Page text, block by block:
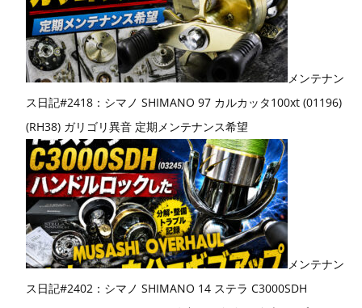
メンテナン
ス日記#2418：シマノ SHIMANO 97 カルカッタ100xt (01196)
(RH38) ガリゴリ異音 定期メンテナンス希望
メンテナン
ス日記#2402：シマノ SHIMANO 14 ステラ C3000SDH